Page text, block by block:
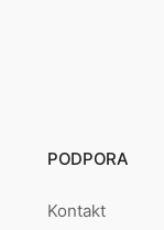
PODPORA
Kontakt